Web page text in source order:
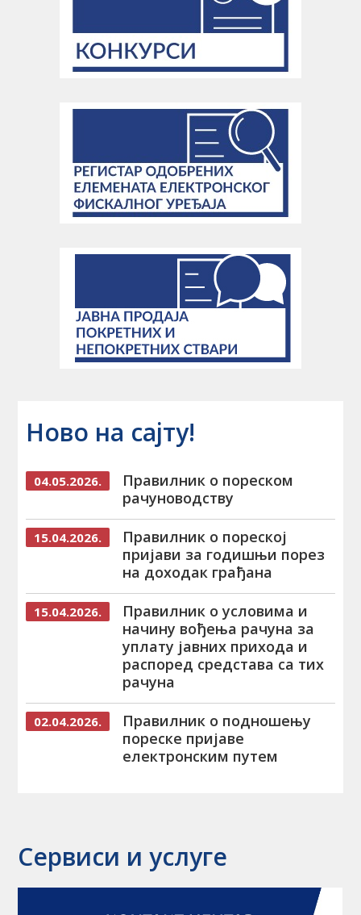
Ново на сајту!
04.05.2026.
Правилник о пореском
рачуноводству
15.04.2026.
Правилник о пореској
пријави за годишњи порез
на доходак грађана
15.04.2026.
Правилник о условима и
начину вођења рачуна за
уплату јавних прихода и
распоред средстава са тих
рачуна
02.04.2026.
Правилник о подношењу
пореске пријаве
електронским путем
Сервиси и услуге